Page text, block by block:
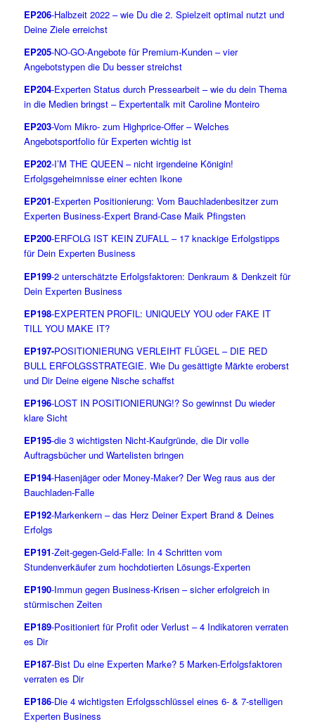
EP206-Halbzeit 2022 – wie Du die 2. Spielzeit optimal nutzt und
Deine Ziele erreichst
EP205-NO-GO-Angebote für Premium-Kunden – vier
Angebotstypen die Du besser streichst
EP204-Experten Status durch Pressearbeit – wie du dein Thema
in die Medien bringst – Expertentalk mit Caroline Monteiro
EP203-Vom Mikro- zum Highprice-Offer – Welches
Angebotsportfolio für Experten wichtig ist
EP202-I’M THE QUEEN – nicht irgendeine Königin!
Erfolgsgeheimnisse einer echten Ikone
EP201-Experten Positionierung: Vom Bauchladenbesitzer zum
Experten Business-Expert Brand-Case Maik Pfingsten
EP200-ERFOLG IST KEIN ZUFALL – 17 knackige Erfolgstipps
für Dein Experten Business
EP199-2 unterschätzte Erfolgsfaktoren: Denkraum & Denkzeit für
Dein Experten Business
EP198-EXPERTEN PROFIL: UNIQUELY YOU oder FAKE IT
TILL YOU MAKE IT?
EP197-POSITIONIERUNG VERLEIHT FLÜGEL – DIE RED
BULL ERFOLGSSTRATEGIE. Wie Du gesättigte Märkte eroberst
und Dir Deine eigene Nische schaffst
EP196-LOST IN POSITIONIERUNG!? So gewinnst Du wieder
klare Sicht
EP195-die 3 wichtigsten Nicht-Kaufgründe, die Dir volle
Auftragsbücher und Wartelisten bringen
EP194-Hasenjäger oder Money-Maker? Der Weg raus aus der
Bauchladen-Falle
EP192-Markenkern – das Herz Deiner Expert Brand & Deines
Erfolgs
EP191-Zeit-gegen-Geld-Falle: In 4 Schritten vom
Stundenverkäufer zum hochdotierten Lösungs-Experten
EP190-Immun gegen Business-Krisen – sicher erfolgreich in
stürmischen Zeiten
EP189-Positioniert für Profit oder Verlust – 4 Indikatoren verraten
es Dir
EP187-Bist Du eine Experten Marke? 5 Marken-Erfolgsfaktoren
verraten es Dir
EP186-Die 4 wichtigsten Erfolgsschlüssel eines 6- & 7-stelligen
Experten Business